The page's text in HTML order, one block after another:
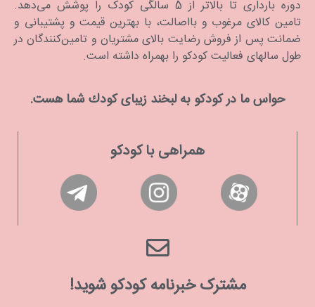
دوره بارداری تا بالاتر از 5 سالگی کودک را پوشش می‌دهد.
تامین کالای مرغوب و بااصالت، با بهترین قیمت و پشتیبانی و
ضمانت پس از فروش رضایت بالای مشتریان و تامین‌کنندگان در
طول سالهای فعالیت کودکو را بهمراه داشته است.
حواس ما در كودكو به لبخند زیبای كودك شما هست.
همراهی با کودکو
مشترک خبرنامه کودکو شوید!